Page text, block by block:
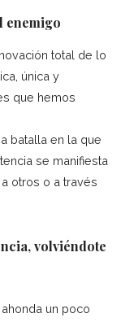
enemigo
total de lo
única y
que hemos
batalla en la que
se manifiesta
otros o a través
volviéndote
ahonda un poco